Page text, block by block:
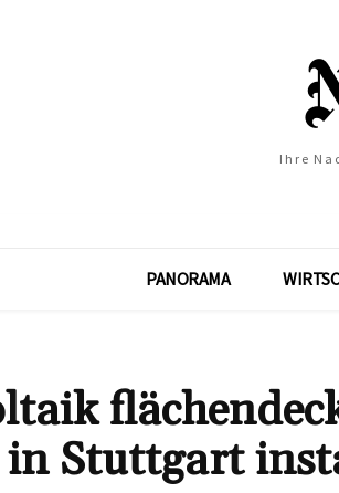
Ihre
PANORAMA
in Stuttgart